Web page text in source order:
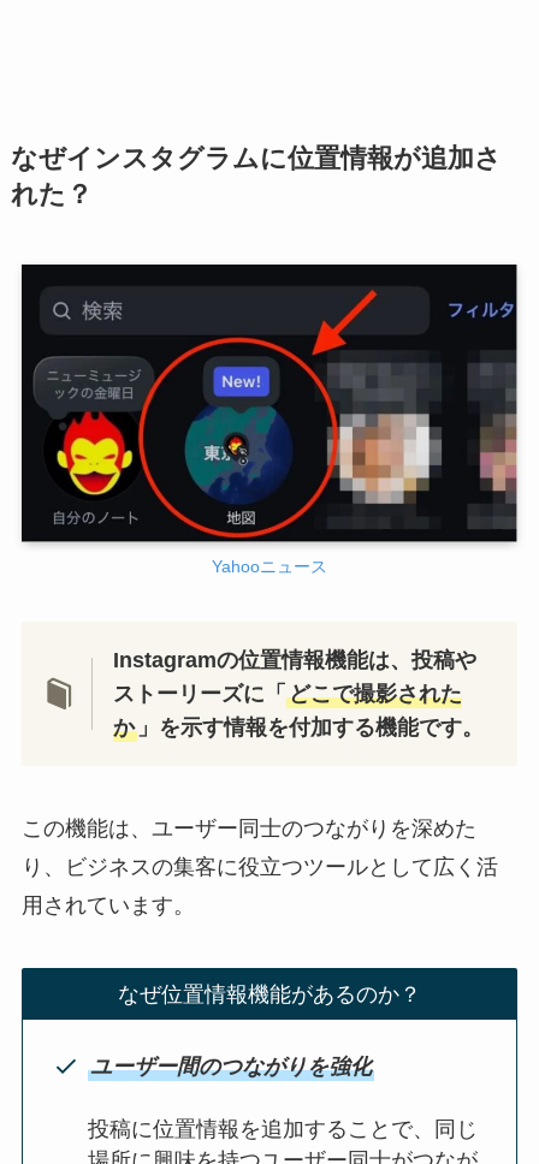
なぜインスタグラムに位置情報が追加さ
れた？
Yahooニュース
Instagramの位置情報機能は、投稿や
ストーリーズに「どこで撮影された
か 」を示す情報を付加する機能です。
この機能は、ユーザー同士のつながりを深めた
り、ビジネスの集客に役立つツールとして広く活
用されています。
なぜ位置情報機能があるのか？
ユーザー間のつながりを強化
投稿に位置情報を追加することで、同じ